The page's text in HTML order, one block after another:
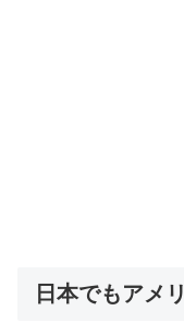
日本でもアメ